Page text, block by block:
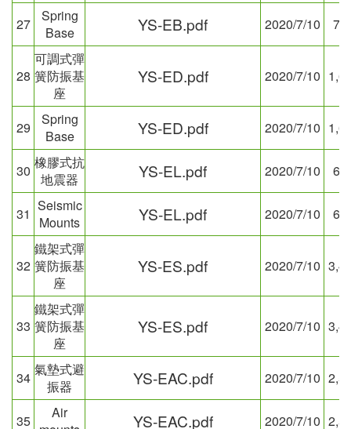
27
Spring
Base
YS-EB.pdf 2020/7/10
28
可調式彈
簧防振基
座
YS-ED.pdf 2020/7/10
29
Spring
Base
YS-ED.pdf 2020/7/10
30 橡膠式抗
地震器
YS-EL.pdf 2020/7/10
31 Seismic
Mounts
YS-EL.pdf 2020/7/10
32
鐵架式彈
簧防振基
座
YS-ES.pdf 2020/7/10
33
鐵架式彈
簧防振基
座
YS-ES.pdf 2020/7/10
34 氣墊式避
振器
YS-EAC.pdf 2020/7/10
35
Air
YS-EAC.pdf 2020/7/10